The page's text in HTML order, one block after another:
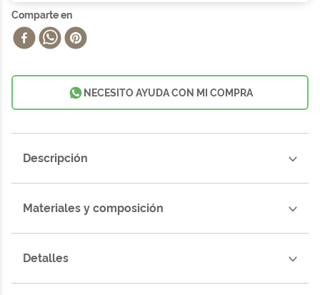
NECESITO AYUDA CON MI COMPRA
Descripción
Materiales y composición
Detalles